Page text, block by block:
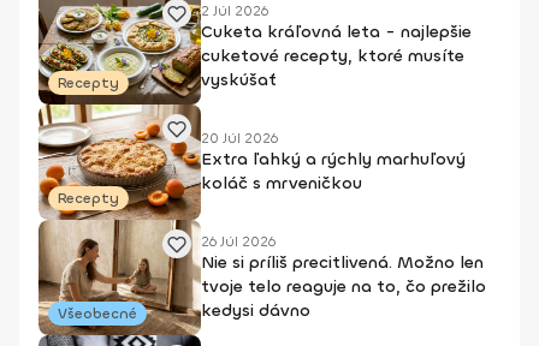
Recepty
2 Júl 2026
Cuketa kráľovná leta - najlepšie
cuketové recepty, ktoré musíte
vyskúšať
Recepty
20 Júl 2026
Extra ľahký a rýchly marhuľový
koláč s mrveničkou
Všeobecné
26 Júl 2026
Nie si príliš precitlivená. Možno len
tvoje telo reaguje na to, čo prežilo
kedysi dávno